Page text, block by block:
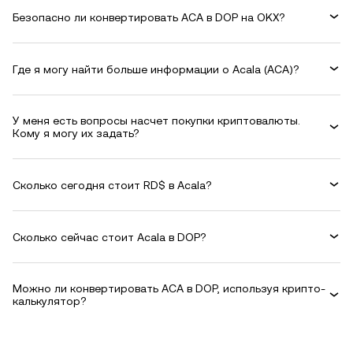
Безопасно ли конвертировать ACA в DOP на OKX?
Где я могу найти больше информации о Acala (ACA)?
У меня есть вопросы насчет покупки криптовалюты.
Кому я могу их задать?
Сколько сегодня стоит RD$ в Acala?
Сколько сейчас стоит Acala в DOP?
Можно ли конвертировать ACA в DOP, используя крипто-
калькулятор?